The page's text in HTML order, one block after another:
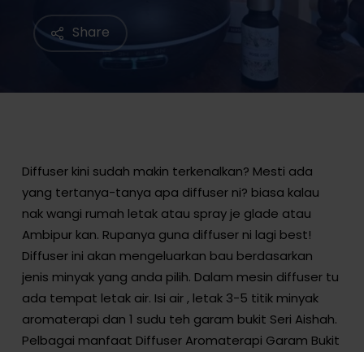
Share
Diffuser kini sudah makin terkenalkan? Mesti ada
yang tertanya-tanya apa diffuser ni? biasa kalau
nak wangi rumah letak atau spray je glade atau
Ambipur kan. Rupanya guna diffuser ni lagi best!
Diffuser ini akan mengeluarkan bau berdasarkan
jenis minyak yang anda pilih. Dalam mesin diffuser tu
ada tempat letak air. Isi air , letak 3-5 titik minyak
aromaterapi dan 1 sudu teh garam bukit Seri Aishah.
Pelbagai manfaat Diffuser Aromaterapi Garam Bukit